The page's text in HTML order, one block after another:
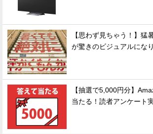
【思わず見ちゃう！】猛
が驚きのビジュアルにな
【抽選で5,000円分】
当たる！読者アンケート